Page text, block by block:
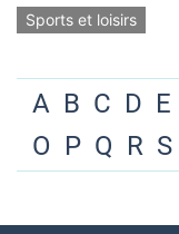
Sports et loisirs
A B C D E
O P Q R S